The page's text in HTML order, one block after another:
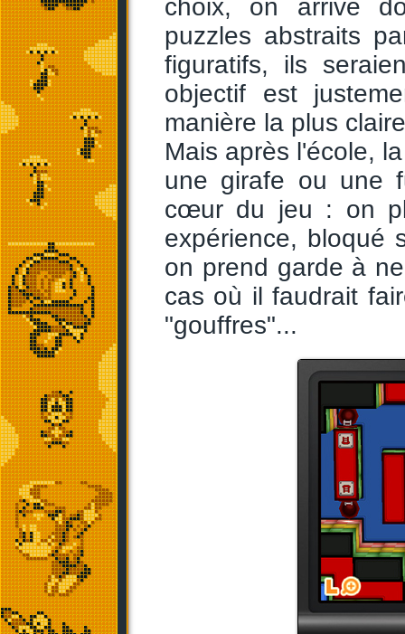
choix, on arrive
puzzles abstraits
figuratifs, ils
objectif est
manière la plus
Mais après l'école,
une girafe ou une
cœur du jeu : on
expérience, bloqué
on prend garde à
cas où il faudrait
"gouffres"...